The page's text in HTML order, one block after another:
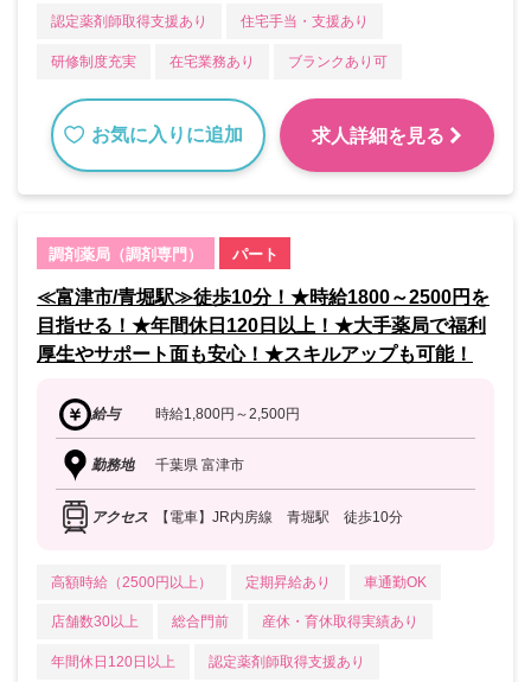
認定薬剤師取得支援あり 住宅手当・支援あり
研修制度充実 在宅業務あり ブランクあり可
お気に入りに追加 求人詳細を見る
調剤薬局（調剤専門） パート
≪富津市/青堀駅≫徒歩10分！★時給1800～2500円を
目指せる！★年間休日120日以上！★大手薬局で福利
厚生やサポート面も安心！★スキルアップも可能！
給与 時給1,800円～2,500円
勤務地 千葉県 富津市
アクセス 【電車】JR内房線 青堀駅 徒歩10分
高額時給（2500円以上） 定期昇給あり 車通勤OK
店舗数30以上 総合門前 産休・育休取得実績あり
年間休日120日以上 認定薬剤師取得支援あり